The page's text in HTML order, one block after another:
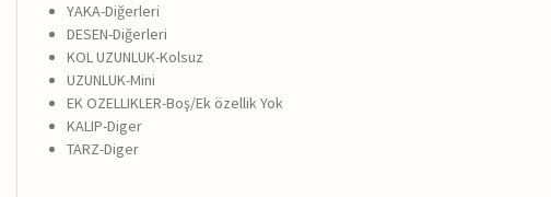
YAKA-Diğerleri
DESEN-Diğerleri
KOL UZUNLUK-Kolsuz
UZUNLUK-Mini
EK OZELLIKLER-Boş/Ek özellik Yok
KALIP-Diger
TARZ-Diger